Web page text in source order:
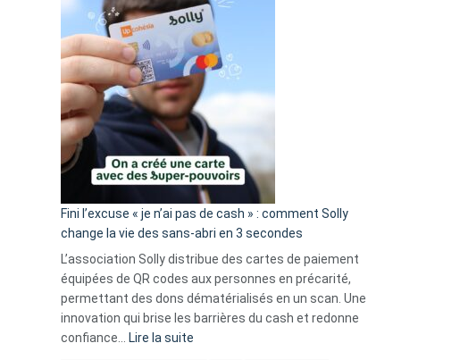
Fini l’excuse « je n’ai pas de cash » : comment Solly
change la vie des sans-abri en 3 secondes
L’association Solly distribue des cartes de paiement
équipées de QR codes aux personnes en précarité,
permettant des dons dématérialisés en un scan. Une
innovation qui brise les barrières du cash et redonne
confiance…
Lire la suite